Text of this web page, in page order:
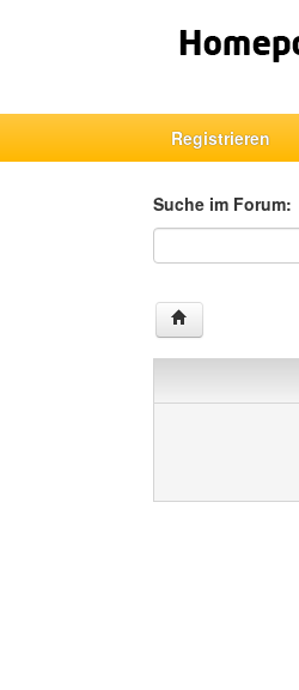
Registrieren
Suche im Forum:
Suche im Forum